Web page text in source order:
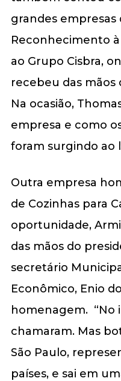
grandes empresas
Reconhecimento
ao Grupo Cisbra,
recebeu das
Na ocasião,
empresa e como
foram surgindo ao
Outra empresa
de Cozinhas para
oportunidade,
das mãos do
secretário
Econômico, Enio
homenagem. “No
chamaram. Mas
São Paulo,
países, e sai em